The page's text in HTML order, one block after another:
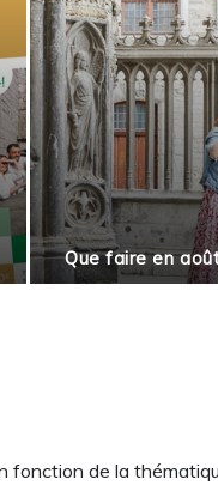
Que faire en
fonction de la